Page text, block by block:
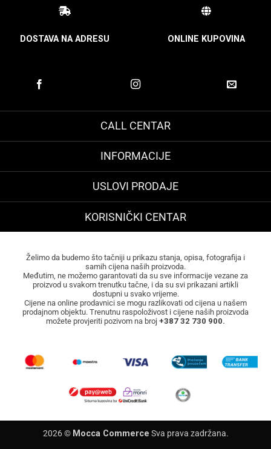
DOSTAVA NA ADRESU ONLINE KUPOVINA
CALL CENTAR
INFORMACIJE
USLOVI PRODAJE
KORISNIČKI CENTAR
Želimo da budemo što tačniji u prikazu stanja, opisa, fotografija i
samih cijena naših proizvoda.
Međutim, ne možemo garantovati da su sve informacije vezane za
proizvod u svakom trenutku tačne, i da su svi prikazani artikli
dostupni u svako vrijeme.
Cijene na online prodavnici se mogu razlikovati od cijena u našem
prodajnom objektu. Trenutnu raspoloživost i cijene naših proizvoda
možete provjeriti pozivom na broj +387 32 730 900.
2026 © Mocca Commerce Sva prava zadržana.